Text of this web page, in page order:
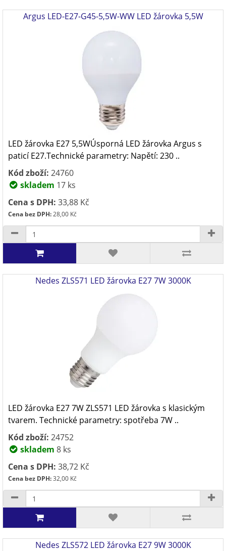
Argus LED-E27-G45-5,5W-WW LED žárovka 5,5W
LED žárovka E27 5,5WÚsporná LED žárovka Argus s
paticí E27.Technické parametry: Napětí: 230 ..
Kód zboží: 24760
skladem 17 ks
Cena s DPH: 33,88 Kč
Cena bez DPH:28,00 Kč
Nedes ZLS571 LED žárovka E27 7W 3000K
LED žárovka E27 7W ZLS571 LED žárovka s klasickým
tvarem. Technické parametry: spotřeba 7W ..
Kód zboží: 24752
skladem 8 ks
Cena s DPH: 38,72 Kč
Cena bez DPH:32,00 Kč
Nedes ZLS572 LED žárovka E27 9W 3000K